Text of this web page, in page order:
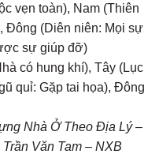
vẹn toàn), Nam (Thiên
Đông (Diên niên: Mọi sự
sự giúp đỡ)
có hung khí), Tây (Lục
quỉ: Gặp tai họa), Đông
Nhà Ở Theo Địa Lý –
Văn Tam – NXB